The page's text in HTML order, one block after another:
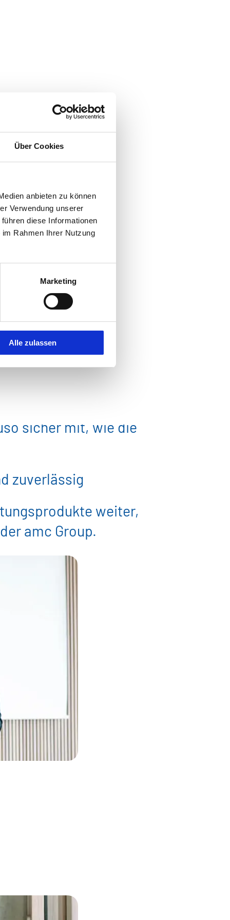
Über Cookies
anbieten zu können
Verwendung unserer
diese Informationen
Rahmen Ihrer Nutzung
Marketing
Alle zulassen
Du MITdenker,
Interessen und Ziele
regelmäßige
unsere
Boni
Projektteams
sicher mit, wie die
zuverlässig
weiter,
amc Group.